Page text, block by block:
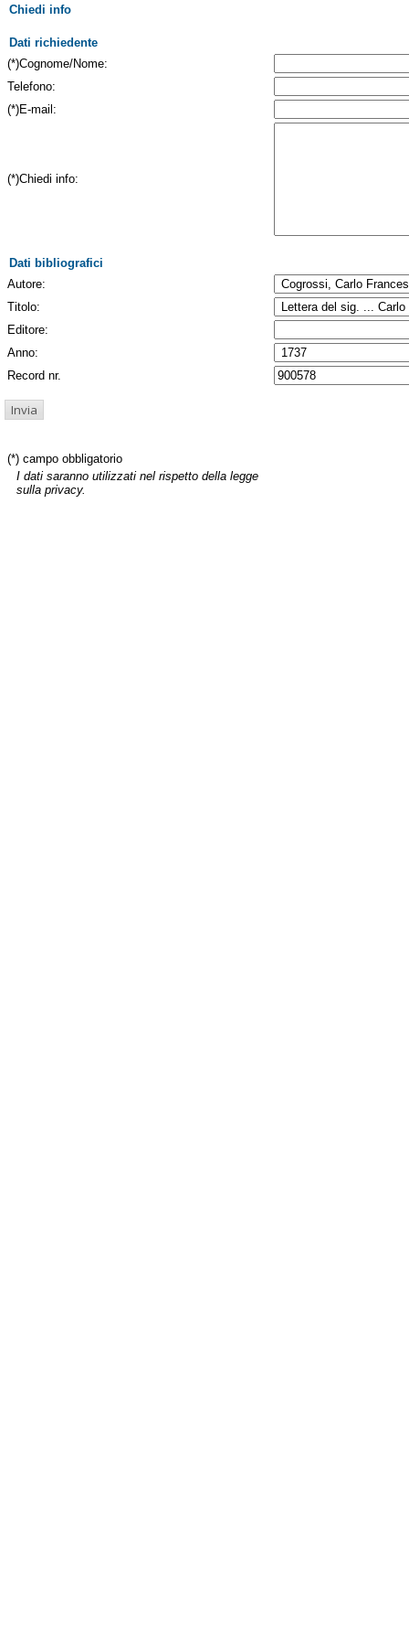
Chiedi info
Dati richiedente
(*)Cognome/Nome:
Telefono:
(*)E-mail:
(*)Chiedi info:
Dati bibliografici
Autore:
Titolo:
Editore:
Anno:
Record nr.
(*) campo obbligatorio
I dati saranno utilizzati nel rispetto della legge
sulla privacy.